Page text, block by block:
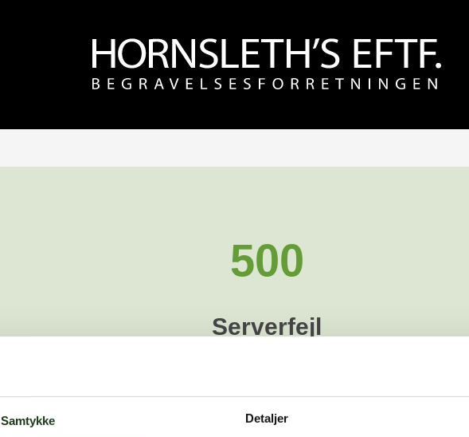
Samtykke Detaljer
500
Serverfejl
Der opstod en intern serverfejl. Vi arbejder på at løse problemet. Prøv